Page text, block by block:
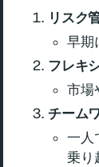
リスク
早期
フレキ
市場
チーム
一人
乗り